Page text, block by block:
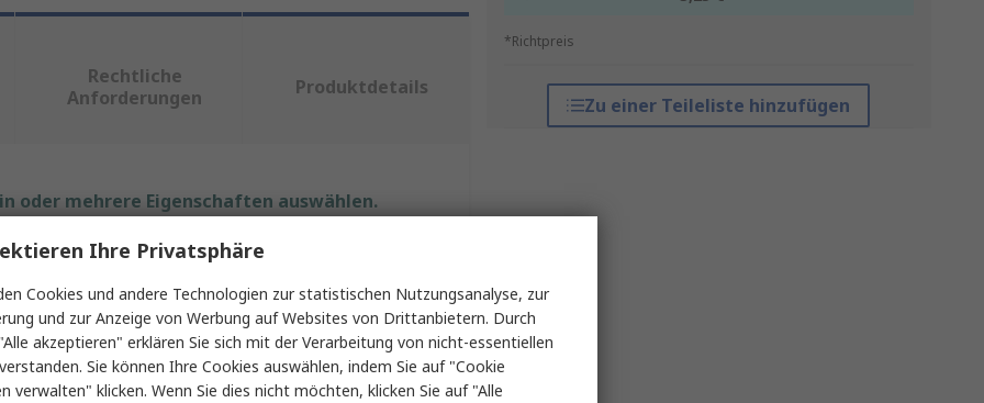
*Richtpreis
Zu einer Teileliste hinzufügen
Rechtliche
Anforderungen
Produktdetails
oder mehrere Eigenschaften auswählen.
Wert
Edding
Markierstift
Permanentmarker
Ihre Privatsphäre
Cookies und andere Technologien zur statistischen Nutzungsanalyse, zur
und zur Anzeige von Werbung auf Websites von Drittanbietern. Durch
akzeptieren" erklären Sie sich mit der Verarbeitung von nicht-essentiellen
Sie können Ihre Cookies auswählen, indem Sie auf "Cookie
verwalten" klicken. Wenn Sie dies nicht möchten, klicken Sie auf "Alle